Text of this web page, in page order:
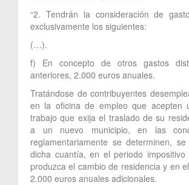
“2. Tendrán la consideración de
exclusivamente los siguientes:
(…).
f) En concepto de otros gastos
anteriores, 2.000 euros anuales.
Tratándose de contribuyentes
en la oficina de empleo que acepten
trabajo que exija el traslado de su
a un nuevo municipio, en las
reglamentariamente se determinen, se
dicha cuantía, en el periodo
produzca el cambio de residencia y en
2.000 euros anuales adicionales.